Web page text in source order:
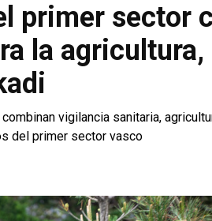
primer sector
la agricultura,
vigilancia sanitaria,
del primer sector vasco